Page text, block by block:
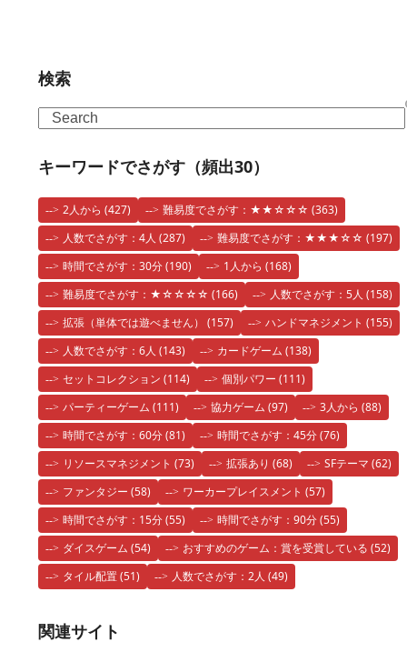
検索
Search
キーワードでさがす（頻出30）
2人から (427) 難易度でさがす：★★☆☆☆ (363)
人数でさがす：4人 (287) 難易度でさがす：★★★☆☆ (197)
時間でさがす：30分(190) 1人から (168)
難易度でさがす：★☆☆☆☆ (166) 人数でさがす：5人 (158)
拡張（単体では遊べません） (157) ハンドマネジメント (155)
人数でさがす：6人 (143) カードゲーム (138)
セットコレクション (114) 個別パワー (111)
パーティーゲーム (111) 協力ゲーム (97) 3人から (88)
時間でさがす：60分(81) 時間でさがす：45分(76)
リソースマネジメント (73) 拡張あり (68) SFテーマ (62)
ファンタジー (58) ワーカープレイスメント (57)
時間でさがす：15分(55) 時間でさがす：90分(55)
ダイスゲーム (54) おすすめのゲーム：賞を受賞している (52)
タイル配置(51) 人数でさがす：2人 (49)
関連サイト